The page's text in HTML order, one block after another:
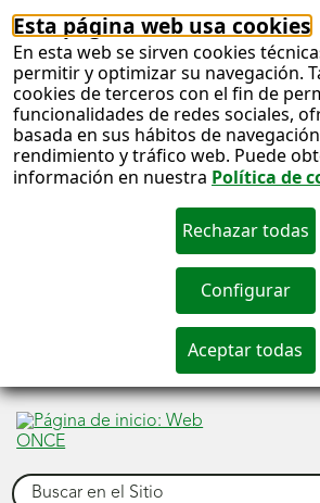
Esta página web usa cookies
En esta web se sirven cookies
permitir y optimizar su navegación.
cookies de terceros con el fin de
funcionalidades de redes sociales,
basada en sus hábitos de
rendimiento y tráfico web. Puede
información en nuestra Política de
Buscar